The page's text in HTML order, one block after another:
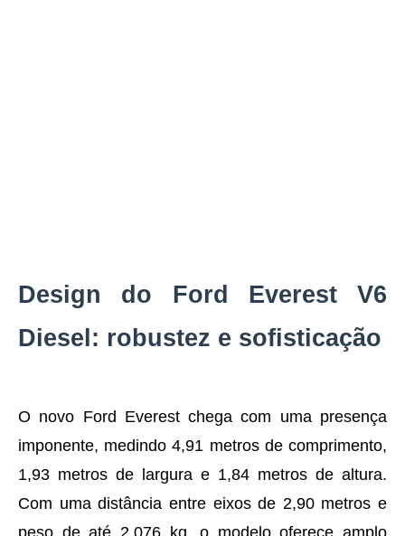
Design do Ford Everest V6
Diesel: robustez e sofisticação
O novo Ford Everest chega com uma presença
imponente, medindo 4,91 metros de comprimento,
1,93 metros de largura e 1,84 metros de altura.
Com uma distância entre eixos de 2,90 metros e
peso de até 2.076 kg, o modelo oferece amplo